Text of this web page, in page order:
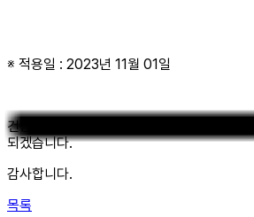
※ 적용일 : 2023년 11월 01일
건강한 금융환경 조성을 위해 최선을 다하는
되겠습니다.
감사합니다.
목록